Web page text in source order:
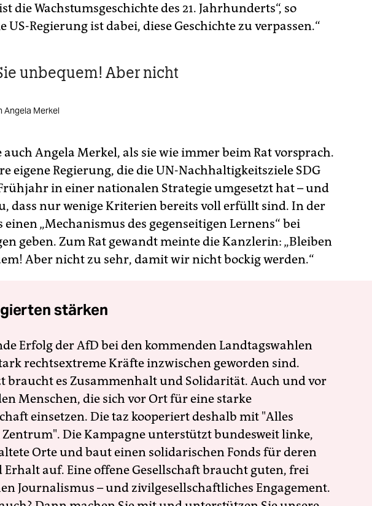
die Wachstumsgeschichte des 21. Jahrhunderts“, so
US-Regierung ist dabei, diese Geschichte zu verpassen.“
unbequem! Aber nicht
Angela Merkel
auch Angela Merkel, als sie wie immer beim Rat vorsprach.
eigene Regierung, die die UN-Nachhaltigkeitsziele SDG
in einer nationalen Strategie umgesetzt hat – und
dass nur wenige Kriterien bereits voll erfüllt sind. In der
einen „Mechanismus des gegenseitigen Lernens“ bei
geben. Zum Rat gewandt meinte die Kanzlerin: „Bleiben
Aber nicht zu sehr, damit wir nicht bockig werden.“
stärken
Erfolg der AfD bei den kommenden Landtagswahlen
rechtsextreme Kräfte inzwischen geworden sind.
braucht es Zusammenhalt und Solidarität. Auch und vor
Menschen, die sich vor Ort für eine starke
einsetzen. Die taz kooperiert deshalb mit "Alles
Die Kampagne unterstützt bundesweit linke,
Orte und baut einen solidarischen Fonds für deren
Erhalt auf. Eine offene Gesellschaft braucht guten, frei
Journalismus – und zivilgesellschaftliches Engagement.